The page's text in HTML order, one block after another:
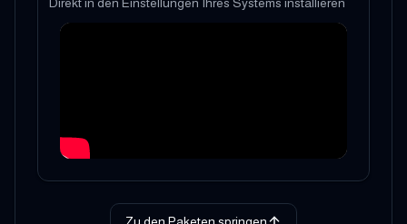
Zu den Paketen springen